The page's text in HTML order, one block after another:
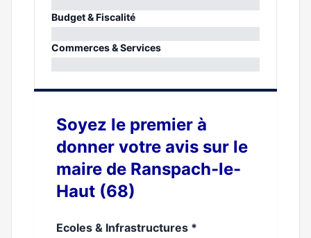
0%
Budget & Fiscalité
0%
Commerces & Services
Soyez le premier à
donner votre avis sur le
maire de Ranspach-le-
Haut (68)
Ecoles & Infrastructures *